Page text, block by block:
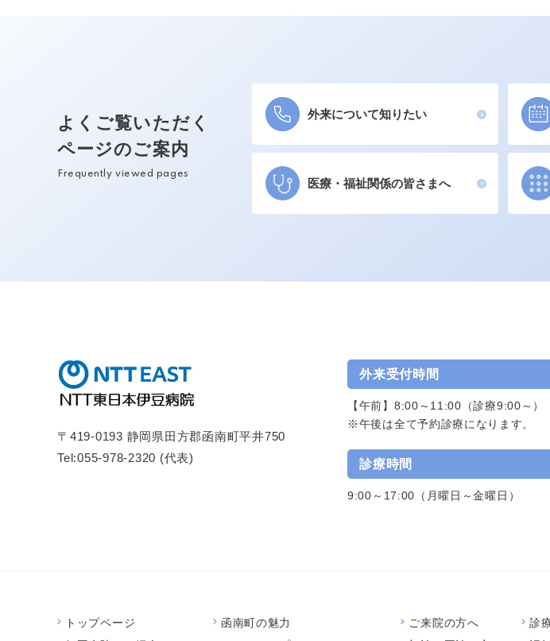
よくご覧いただく
ページのご案内
Frequently viewed pages
外来について知りたい
医療・福祉関係の皆さまへ
〒419-0193 静岡県田方郡函南町平井750
Tel:055-978-2320 (代表)
外来受付時間
【午前】8:00～11:00（診療9:00～）
※午後は全て予約診療になります。
診療時間
9:00～17:00（月曜日～金曜日）
トップページ
函南町の魅力
ご来院の方へ
診